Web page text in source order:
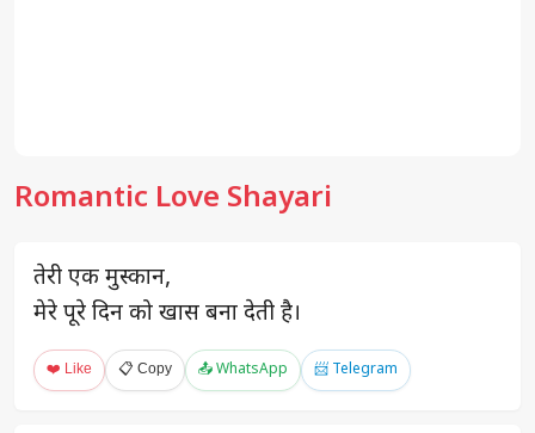
Romantic Love Shayari
तेरी एक मुस्कान,
मेरे पूरे दिन को खास बना देती है।
❤️ Like 📋 Copy 📤 WhatsApp 📨 Telegram